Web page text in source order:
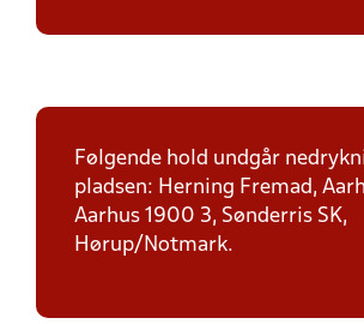
Følgende hold undgår
pladsen: Herning Fremad,
Aarhus 1900 3, Sønderris SK,
Hørup/Notmark.